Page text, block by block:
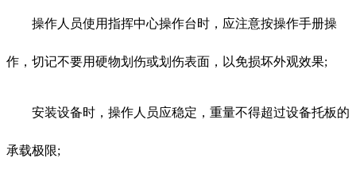
操作人员使用指挥中心操作台时，应注意按操作手册操
作，切记不要用硬物划伤或划伤表面，以免损坏外观效果;
安装设备时，操作人员应稳定，重量不得超过设备托板的
承载极限;